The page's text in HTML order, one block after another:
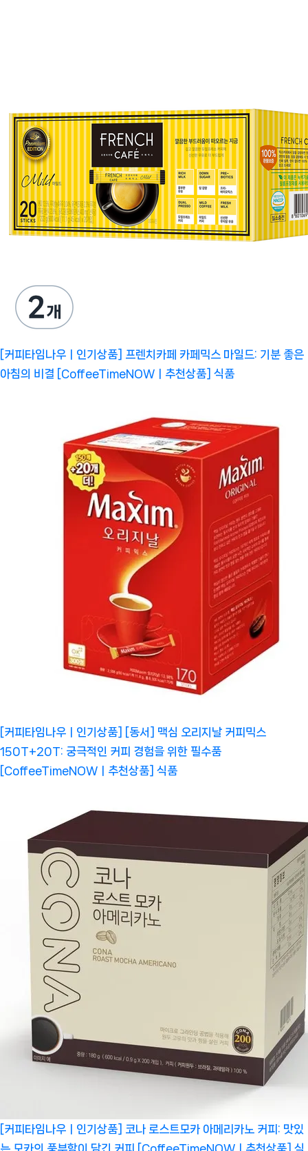
[커피타임나우ㅣ인기상품] 프렌치카페 카페믹스 마일드: 기분 좋은
아침의 비결 [CoffeeTimeNOWㅣ추천상품] 식품
[커피타임나우ㅣ인기상품] [동서] 맥심 오리지날 커피믹스
150T+20T: 궁극적인 커피 경험을 위한 필수품
[CoffeeTimeNOWㅣ추천상품] 식품
[커피타임나우ㅣ인기상품] 코나 로스트모카 아메리카노 커피: 맛있
는 모카의 풍부함이 담긴 커피 [CoffeeTimeNOWㅣ추천상품] 식